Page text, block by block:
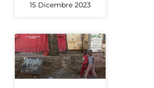
15 Dicembre 2023